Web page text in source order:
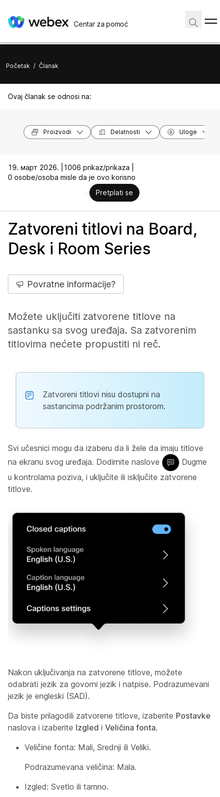
Centar za pomoć
Početak / Članak
Ovaj članak se odnosi na:
Proizvodi Delatnosti Uloge
19. март 2026. |
1006 prikaz/prikaza |
0 osobe/osoba misle da je ovo korisno
Pretplati se
Zatvoreni titlovi na Board,
Desk i Room Series
Povratne informacije?
Možete uključiti zatvorene titlove na
sastanku sa svog uređaja. Sa zatvorenim
titlovima nećete propustiti ni reč.
Zatvoreni titlovi nisu dostupni na
sastancima podržanim prostorom.
Svi učesnici mogu da izaberu da li žele da imaju titlove
na ekranu svog uređaja. Dodirnite naslove
Dugme
u kontrolama poziva, i uključite ili isključite zatvorene
titlove.
Nakon uključivanja na zatvorene titlove, možete
odabrati jezik za govorni jezik i natpise. Podrazumevani
jezik je engleski (SAD).
Da biste prilagodili zatvorene titlove, izaberite Postavke
naslova i izaberite Izgled i Veličina fonta.
Veličine fonta: Mali, Srednji ili Veliki.
Podrazumevana veličina: Mala.
Izgled: Svetlo ili tamno.